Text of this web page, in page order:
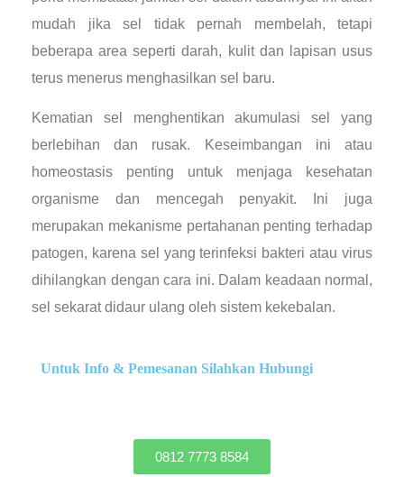
mudah jika sel tidak pernah membelah, tetapi
beberapa area seperti darah, kulit dan lapisan usus
terus menerus menghasilkan sel baru.
Kematian sel menghentikan akumulasi sel yang
berlebihan dan rusak. Keseimbangan ini atau
homeostasis penting untuk menjaga kesehatan
organisme dan mencegah penyakit. Ini juga
merupakan mekanisme pertahanan penting terhadap
patogen, karena sel yang terinfeksi bakteri atau virus
dihilangkan dengan cara ini. Dalam keadaan normal,
sel sekarat didaur ulang oleh sistem kekebalan.
Untuk Info & Pemesanan Silahkan Hubungi
0812 7773 8584